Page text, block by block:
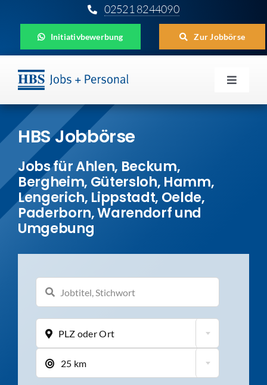
Inhalt
springen
02521 8244090
Initiativbewerbung Zur Jobbörse
Toggle
Für Unternehmen
Für Bewerber
Für Schüler
Aktuelles
HBS Jobbörse
Jobs fürAhlen, Beckum,
Bergheim, Gütersloh, Hamm,
Lengerich, Lippstadt, Oelde,
Paderborn,Warendorfund
Umgebung
PLZ oder Ort
25 km